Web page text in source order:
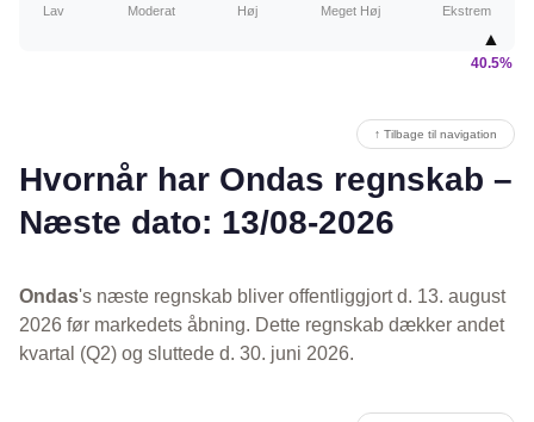
Lav
Moderat Høj Meget Høj Ekstrem
▲
40.5%
↑ Tilbage til navigation
Hvornår har Ondas regnskab –
Næste dato: 13/08-2026
Ondas's næste regnskab bliver offentliggjort d. 13. august
2026 før markedets åbning. Dette regnskab dækker andet
kvartal (Q2) og sluttede d. 30. juni 2026.